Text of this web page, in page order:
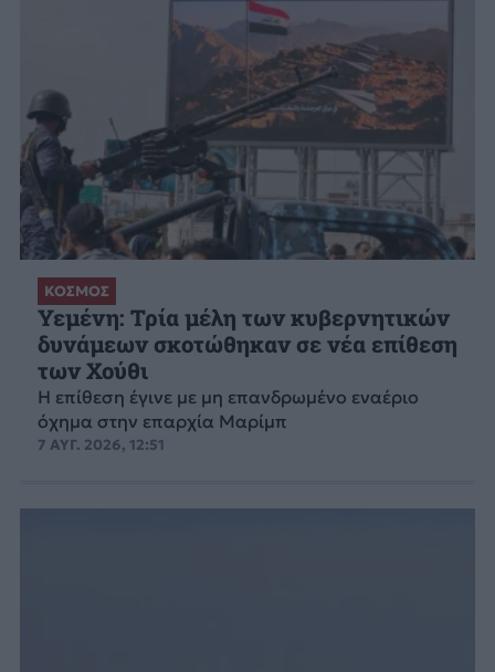
ΚΟΣΜΟΣ
Υεμένη: Τρία μέλη των κυβερνητικών
δυνάμεων σκοτώθηκαν σε νέα επίθεση
των Χούθι
Η επίθεση έγινε με μη επανδρωμένο εναέριο
όχημα στην επαρχία Μαρίμπ
7 ΑΥΓ. 2026, 12:51